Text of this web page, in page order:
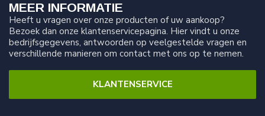
MEER INFORMATIE
Heeft u vragen over onze producten of uw aankoop?
Bezoek dan onze klantenservicepagina. Hier vindt u onze
bedrijfsgegevens, antwoorden op veelgestelde vragen en
verschillende manieren om contact met ons op te nemen.
KLANTENSERVICE